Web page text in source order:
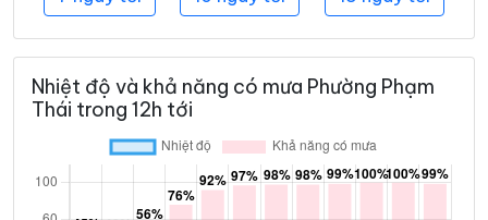
Nhiệt độ và khả năng có mưa Phường Phạm
Thái trong 12h tới